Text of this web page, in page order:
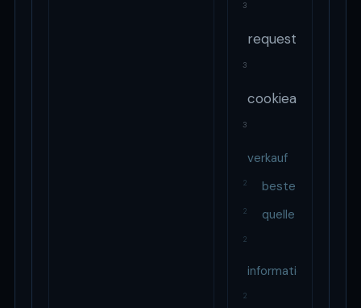
3
request
3
cookiearray
3
verkauf
2 beste
2 quelle
2
informationen
2